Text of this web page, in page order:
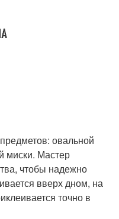
овальной
миски. Мастер
чтобы надежно
вверх дном, на
точно в